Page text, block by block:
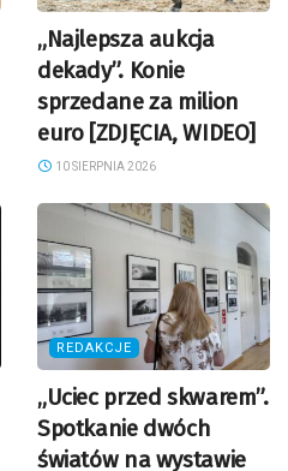
„Najlepsza aukcja
dekady”. Konie
sprzedane za milion
euro [ZDJĘCIA, WIDEO]
10 SIERPNIA 2026
REDAKCJE
„Uciec przed skwarem”.
Spotkanie dwóch
światów na wystawie